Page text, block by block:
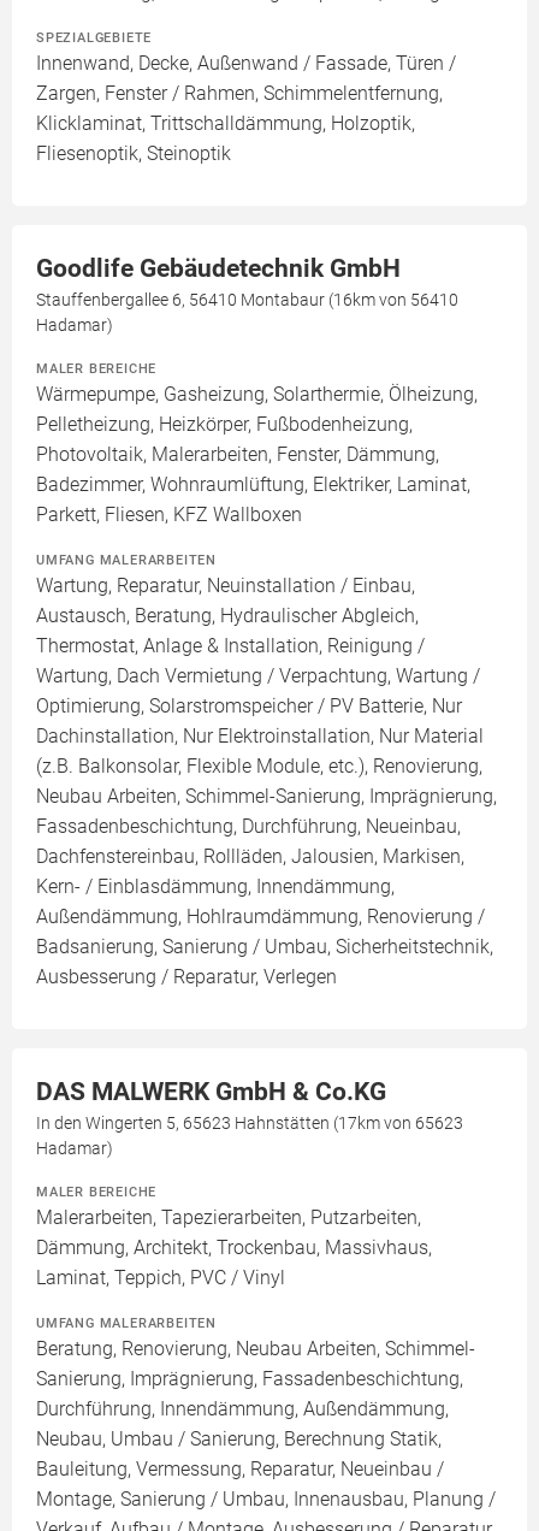
SPEZIALGEBIETE
Innenwand, Decke, Außenwand / Fassade, Türen /
Zargen, Fenster / Rahmen, Schimmelentfernung,
Klicklaminat, Trittschalldämmung, Holzoptik,
Fliesenoptik, Steinoptik
Goodlife Gebäudetechnik GmbH
Stauffenbergallee 6, 56410 Montabaur (16km von 56410
Hadamar)
MALER BEREICHE
Wärmepumpe, Gasheizung, Solarthermie, Ölheizung,
Pelletheizung, Heizkörper, Fußbodenheizung,
Photovoltaik, Malerarbeiten, Fenster, Dämmung,
Badezimmer, Wohnraumlüftung, Elektriker, Laminat,
Parkett, Fliesen, KFZ Wallboxen
UMFANG MALERARBEITEN
Wartung, Reparatur, Neuinstallation / Einbau,
Austausch, Beratung, Hydraulischer Abgleich,
Thermostat, Anlage & Installation, Reinigung /
Wartung, Dach Vermietung / Verpachtung, Wartung /
Optimierung, Solarstromspeicher / PV Batterie, Nur
Dachinstallation, Nur Elektroinstallation, Nur Material
(z.B. Balkonsolar, Flexible Module, etc.), Renovierung,
Neubau Arbeiten, Schimmel-Sanierung, Imprägnierung,
Fassadenbeschichtung, Durchführung, Neueinbau,
Dachfenstereinbau, Rollläden, Jalousien, Markisen,
Kern- / Einblasdämmung, Innendämmung,
Außendämmung, Hohlraumdämmung, Renovierung /
Badsanierung, Sanierung / Umbau, Sicherheitstechnik,
Ausbesserung / Reparatur, Verlegen
DAS MALWERK GmbH & Co.KG
In den Wingerten 5, 65623 Hahnstätten (17km von 65623
Hadamar)
MALER BEREICHE
Malerarbeiten, Tapezierarbeiten, Putzarbeiten,
Dämmung, Architekt, Trockenbau, Massivhaus,
Laminat, Teppich, PVC / Vinyl
UMFANG MALERARBEITEN
Beratung, Renovierung, Neubau Arbeiten, Schimmel-
Sanierung, Imprägnierung, Fassadenbeschichtung,
Durchführung, Innendämmung, Außendämmung,
Neubau, Umbau / Sanierung, Berechnung Statik,
Bauleitung, Vermessung, Reparatur, Neueinbau /
Montage, Sanierung / Umbau, Innenausbau, Planung /